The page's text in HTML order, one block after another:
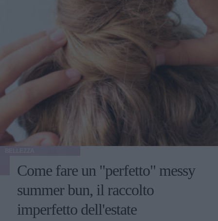
Come fare un "perfetto" messy
summer bun, il raccolto
imperfetto dell'estate